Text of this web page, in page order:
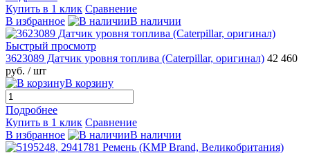
Купить в 1 клик Сравнение
В избранное
В наличии
Быстрый просмотр
3623089 Датчик уровня топлива (Caterpillar, оригинал) 42 460
руб. / шт
В корзину
Подробнее
Купить в 1 клик Сравнение
В избранное
В наличии